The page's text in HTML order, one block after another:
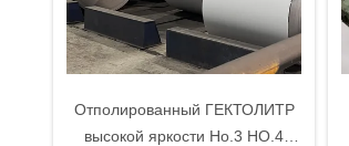
Отполированный ГЕКТОЛИТР
высокой яркости Но.3 НО.4